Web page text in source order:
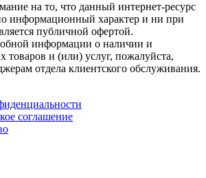
на то, что данный интернет-ресурс
информационный характер и ни при
публичной офертой.
информации о наличии и
товаров и (или) услуг, пожалуйста,
отдела клиентского обслуживания.
соглашение